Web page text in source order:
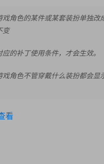
戏角色的某件或某套装扮单独改
变
应的补丁使用条件，才会生效。
戏角色不管穿戴什么装扮都会显
看